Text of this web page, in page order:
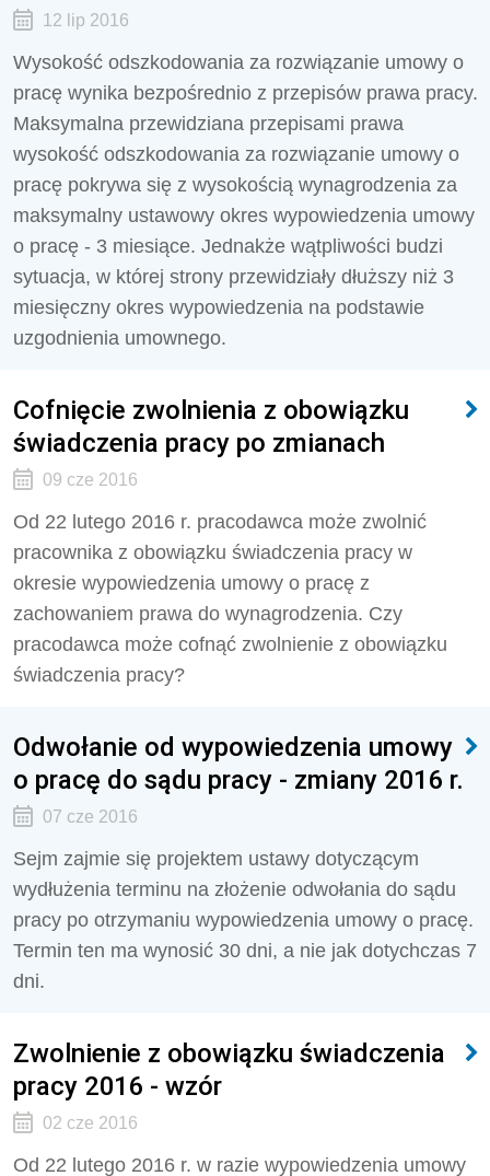
12 lip 2016
Wysokość odszkodowania za rozwiązanie umowy o
pracę wynika bezpośrednio z przepisów prawa pracy.
Maksymalna przewidziana przepisami prawa
wysokość odszkodowania za rozwiązanie umowy o
pracę pokrywa się z wysokością wynagrodzenia za
maksymalny ustawowy okres wypowiedzenia umowy
o pracę - 3 miesiące. Jednakże wątpliwości budzi
sytuacja, w której strony przewidziały dłuższy niż 3
miesięczny okres wypowiedzenia na podstawie
uzgodnienia umownego.
Cofnięcie zwolnienia z obowiązku
świadczenia pracy po zmianach
09 cze 2016
Od 22 lutego 2016 r. pracodawca może zwolnić
pracownika z obowiązku świadczenia pracy w
okresie wypowiedzenia umowy o pracę z
zachowaniem prawa do wynagrodzenia. Czy
pracodawca może cofnąć zwolnienie z obowiązku
świadczenia pracy?
Odwołanie od wypowiedzenia umowy
o pracę do sądu pracy - zmiany 2016 r.
07 cze 2016
Sejm zajmie się projektem ustawy dotyczącym
wydłużenia terminu na złożenie odwołania do sądu
pracy po otrzymaniu wypowiedzenia umowy o pracę.
Termin ten ma wynosić 30 dni, a nie jak dotychczas 7
dni.
Zwolnienie z obowiązku świadczenia
pracy 2016 - wzór
02 cze 2016
Od 22 lutego 2016 r. w razie wypowiedzenia umowy